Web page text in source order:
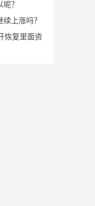
？
上涨吗？
恢复里面资